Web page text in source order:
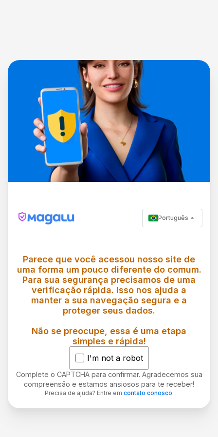
Português
Parece que você acessou nosso site de
uma forma um pouco diferente do comum.
Para sua segurança precisamos de uma
verificação rápida. Isso nos ajuda a
manter a sua navegação segura e a
proteger seus dados.
Não se preocupe, essa é uma etapa
simples e rápida!
I'm not a robot
Complete o CAPTCHA para confirmar. Agradecemos sua
compreensão e estamos ansiosos para te receber!
Precisa de ajuda? Entre em contato conosco.